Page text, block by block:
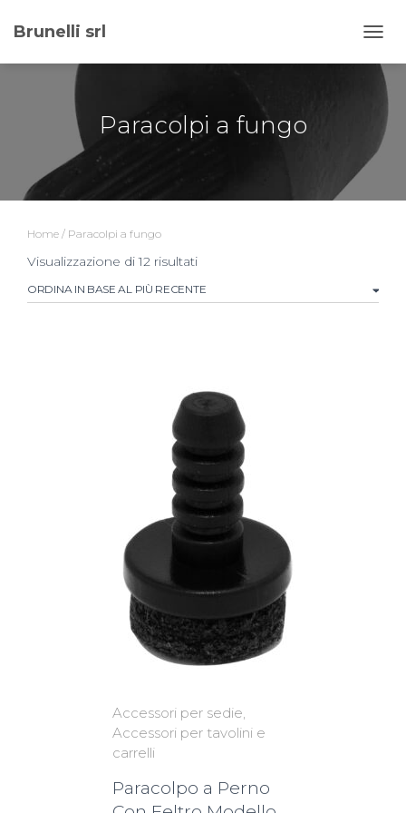
Brunelli srl
Paracolpi a fungo
Home / Paracolpi a fungo
Visualizzazione di 12 risultatiOrdina
base
Accessori per sedie
Accessori per tavolini e
carrelli
Paracolpo a Perno